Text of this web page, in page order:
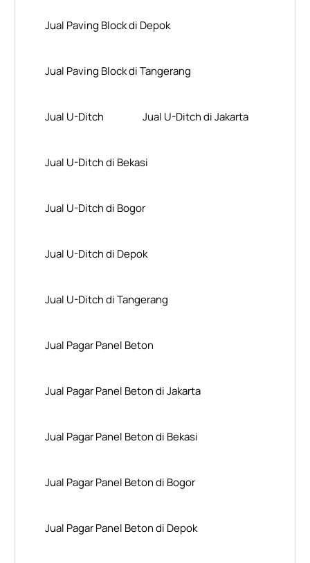
Jual Paving Block di Depok
Jual Paving Block di Tangerang
Jual U-Ditch Jual U-Ditch di Jakarta
Jual U-Ditch di Bekasi
Jual U-Ditch di Bogor
Jual U-Ditch di Depok
Jual U-Ditch di Tangerang
Jual Pagar Panel Beton
Jual Pagar Panel Beton di Jakarta
Jual Pagar Panel Beton di Bekasi
Jual Pagar Panel Beton di Bogor
Jual Pagar Panel Beton di Depok